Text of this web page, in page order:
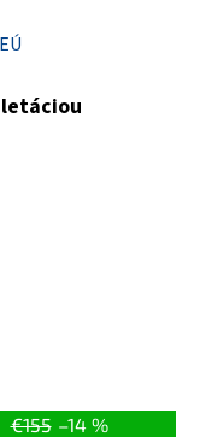
€155 –14 %